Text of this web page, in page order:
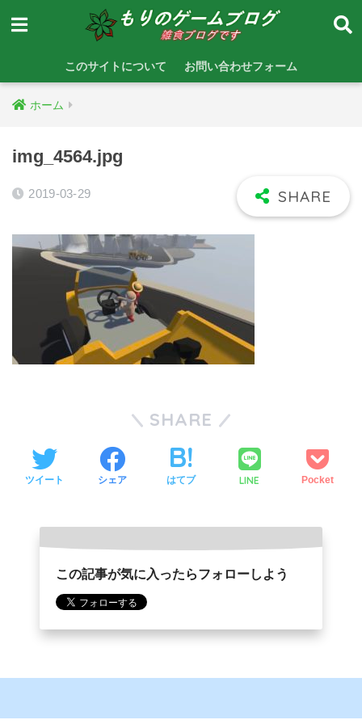
このサイトについて お問い合わせフォーム
ホーム
img_4564.jpg
2019-03-29
SHARE
ツイート シェア はてブ LINE Pocket
この記事が気に入ったらフォローしよう